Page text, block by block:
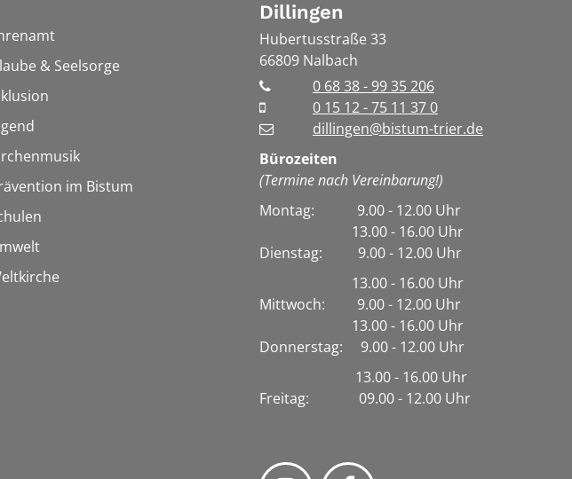
& Seelsorge
im Bistum
Dillingen
Hubertusstraße 33
66809 Nalbach
0 68 38 - 99 35 206
0 15 12 - 75 11 37 0
dillingen@bistum-trier.de
Bürozeiten
(Termine nach Vereinbarung!)
Montag: 9.00 - 12.00 Uhr
13.00 - 16.00 Uhr
Dienstag:
9.00 - 12.00 Uhr
13.00 - 16.00 Uhr
Mittwoch: 9.00 - 12.00 Uhr
13.00 - 16.00 Uhr
Donnerstag: 9.00 - 12.00 Uhr
13.00 - 16.00 Uhr
Freitag: 09.00 - 12.00 Uhr